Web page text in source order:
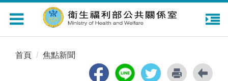
Toggle
navigation
首頁 焦點新聞